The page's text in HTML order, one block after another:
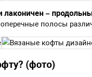
лаконичен –
полосы
(фото)